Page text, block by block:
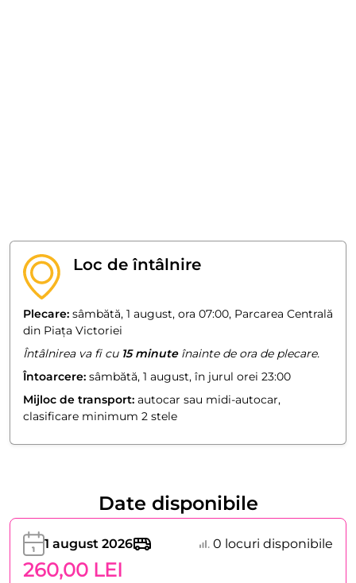
Loc de întâlnire
Plecare: sâmbătă, 1 august, ora 07:00, Parcarea Centrală
din Piața Victoriei
Întâlnirea va fi cu 15 minuteînainte de ora de plecare.
Întoarcere: sâmbătă, 1 august, în jurul orei 23:00
Mijloc de transport: autocar sau midi-autocar,
clasificare minimum 2 stele
Date disponibile
1 august 2026 0 locuri disponibile
260,00 LEI